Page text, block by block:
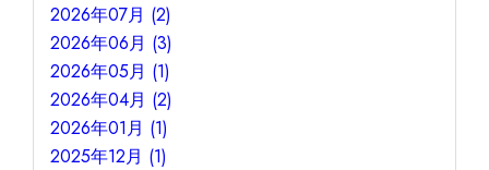
2026年07月 (2)
2026年06月 (3)
2026年05月 (1)
2026年04月 (2)
2026年01月 (1)
2025年12月 (1)